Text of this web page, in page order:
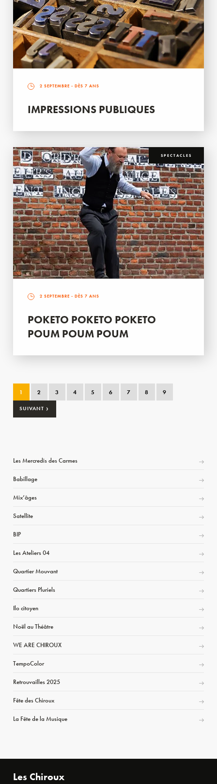
2 SEPTEMBRE - DÈS 7 ANS
IMPRESSIONS PUBLIQUES
SPECTACLES
2 SEPTEMBRE - DÈS 7 ANS
POKETO POKETO POKETO
POUM POUM POUM
1 2 3 4 5 6 7 8 9
SUIVANT ›
Les Mercredis des Carmes
Babillage
Mix’âges
Satellite
BIP
Les Ateliers 04
Quartier Mouvant
Quartiers Pluriels
Ilo citoyen
Noël au Théâtre
WE ARE CHIROUX
TempoColor
Retrouvailles 2025
Fête des Chiroux
La Fête de la Musique
Les Chiroux